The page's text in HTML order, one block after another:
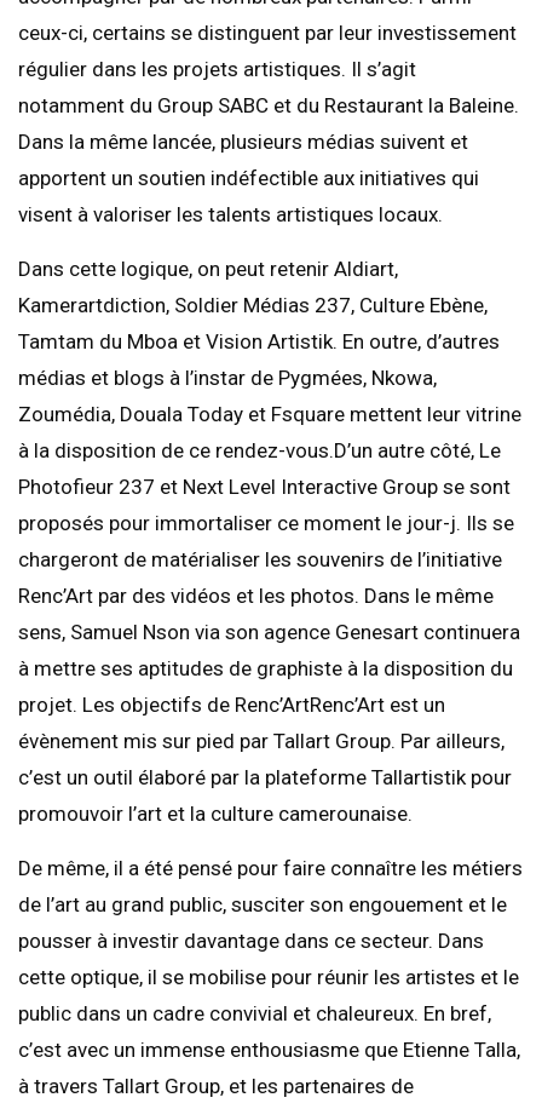
ceux-ci, certains se distinguent par leur investissement
régulier dans les projets artistiques. Il s’agit
notamment du Group SABC et du Restaurant la Baleine.
Dans la même lancée, plusieurs médias suivent et
apportent un soutien indéfectible aux initiatives qui
visent à valoriser les talents artistiques locaux.
Dans cette logique, on peut retenir Aldiart,
Kamerartdiction, Soldier Médias 237, Culture Ebène,
Tamtam du Mboa et Vision Artistik. En outre, d’autres
médias et blogs à l’instar de Pygmées, Nkowa,
Zoumédia, Douala Today et Fsquare mettent leur vitrine
à la disposition de ce rendez-vous.D’un autre côté, Le
Photofieur 237 et Next Level Interactive Group se sont
proposés pour immortaliser ce moment le jour-j. Ils se
chargeront de matérialiser les souvenirs de l’initiative
Renc’Art par des vidéos et les photos. Dans le même
sens, Samuel Nson via son agence Genesart continuera
à mettre ses aptitudes de graphiste à la disposition du
projet. Les objectifs de Renc’ArtRenc’Art est un
évènement mis sur pied par Tallart Group. Par ailleurs,
c’est un outil élaboré par la plateforme Tallartistik pour
promouvoir l’art et la culture camerounaise.
De même, il a été pensé pour faire connaître les métiers
de l’art au grand public, susciter son engouement et le
pousser à investir davantage dans ce secteur. Dans
cette optique, il se mobilise pour réunir les artistes et le
public dans un cadre convivial et chaleureux. En bref,
c’est avec un immense enthousiasme que Etienne Talla,
à travers Tallart Group, et les partenaires de